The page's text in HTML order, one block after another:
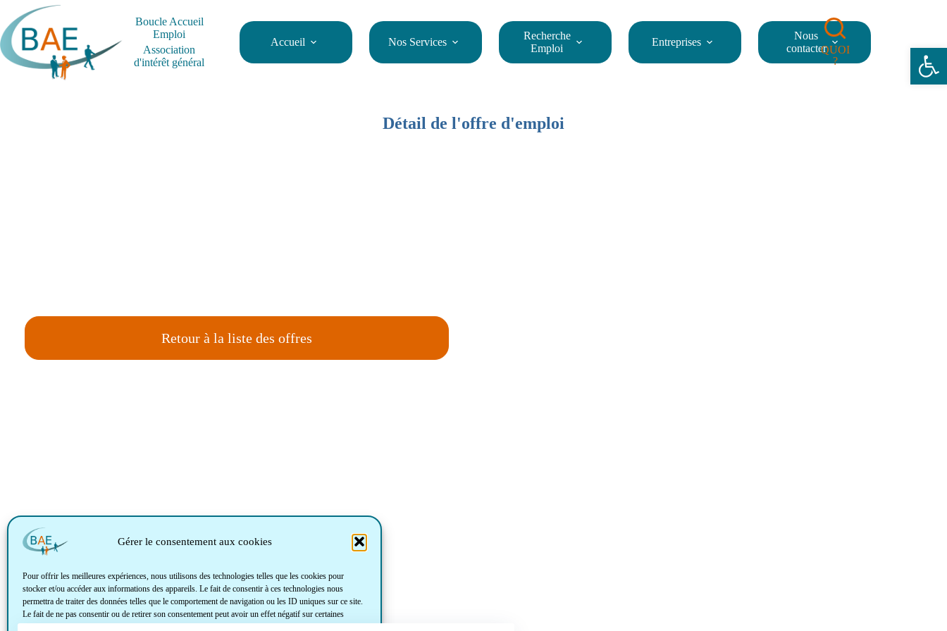
Ouvrir la barre d’outils
Gérer le consentement aux cookies
Pour offrir les meilleures expériences, nous utilisons des technologies telles que les cookies pour
stocker et/ou accéder aux informations des appareils. Le fait de consentir à ces technologies nous
permettra de traiter des données telles que le comportement de navigation ou les ID uniques sur ce site.
Le fait de ne pas consentir ou de retirer son consentement peut avoir un effet négatif sur certaines
contenu
Boucle Accueil
Emploi
Association
d'intérêt général
Accueil Nos Services
Recherche
Emploi
Entreprises
Nous
contacterQUOI
?
Détail de l'offre d'emploi
Retour à la liste des offres